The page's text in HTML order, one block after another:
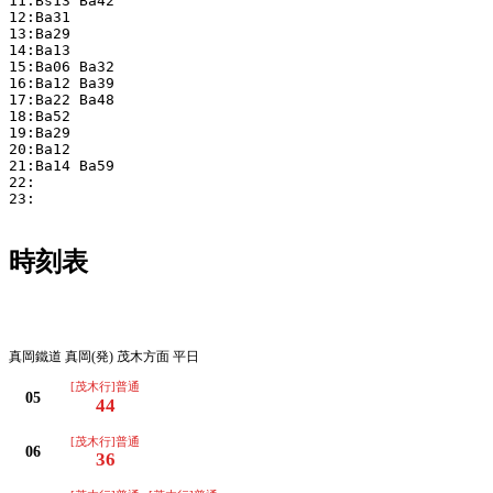
12:Ba31
13:Ba29
14:Ba13
15:Ba06 Ba32
16:Ba12 Ba39
17:Ba22 Ba48
18:Ba52
19:Ba29
20:Ba12
21:Ba14 Ba59
22:
23:
時刻表
真岡鐵道 真岡(発) 茂木方面 平日
05
[茂木行]普通
44
06
[茂木行]普通
36